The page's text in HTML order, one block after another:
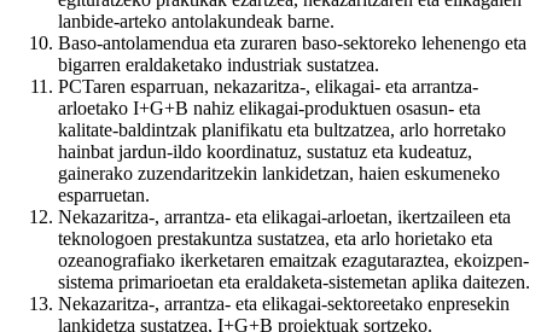
lanbide-arteko antolakundeak barne.
Baso-antolamendua eta zuraren baso-sektoreko lehenengo eta
bigarren eraldaketako industriak sustatzea.
PCTaren esparruan, nekazaritza-, elikagai- eta arrantza-
arloetako I+G+B nahiz elikagai-produktuen osasun- eta
kalitate-baldintzak planifikatu eta bultzatzea, arlo horretako
hainbat jardun-ildo koordinatuz, sustatuz eta kudeatuz,
gainerako zuzendaritzekin lankidetzan, haien eskumeneko
esparruetan.
Nekazaritza-, arrantza- eta elikagai-arloetan, ikertzaileen eta
teknologoen prestakuntza sustatzea, eta arlo horietako eta
ozeanografiako ikerketaren emaitzak ezagutaraztea, ekoizpen-
sistema primarioetan eta eraldaketa-sistemetan aplika daitezen.
Nekazaritza-, arrantza- eta elikagai-sektoreetako enpresekin
lankidetza sustatzea, I+G+B proiektuak sortzeko.